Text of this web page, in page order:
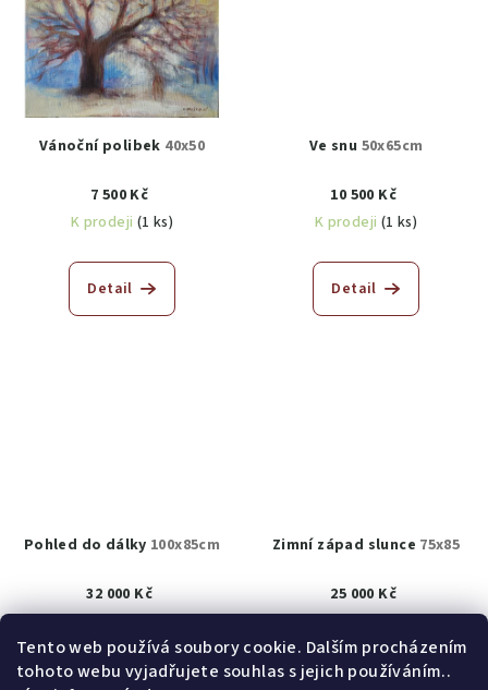
Tento web používá soubory cookie. Dalším procházením
tohoto webu vyjadřujete souhlas s jejich používáním..
Vánoční polibek 40x50
7 500 Kč
K prodeji (1 ks)
Detail
Ve snu 50x65cm
10 500 Kč
K prodeji (1 ks)
Detail
Pohled do dálky 100x85cm
32 000 Kč
Prodáno
Zimní západ slunce 75x85
25 000 Kč
K prodeji(1 ks)